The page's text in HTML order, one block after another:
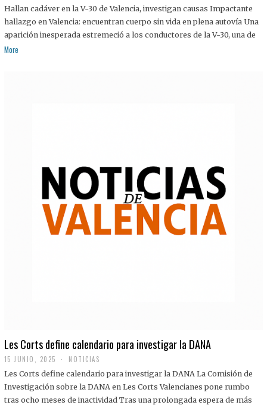
Hallan cadáver en la V-30 de Valencia, investigan causas Impactante
hallazgo en Valencia: encuentran cuerpo sin vida en plena autovía Una
aparición inesperada estremeció a los conductores de la V-30, una de
More
Les Corts define calendario para investigar la DANA
15 JUNIO, 2025 NOTICIAS
Les Corts define calendario para investigar la DANA La Comisión de
Investigación sobre la DANA en Les Corts Valencianes pone rumbo
tras ocho meses de inactividad Tras una prolongada espera de más